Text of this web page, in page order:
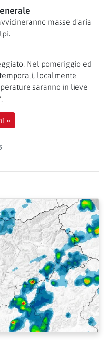
masse d'aria
Nel pomeriggio ed
localmente
saranno in lieve
»